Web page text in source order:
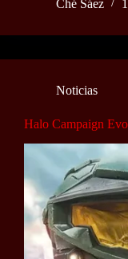
Ché Sáez
Noticias
Halo Campaign